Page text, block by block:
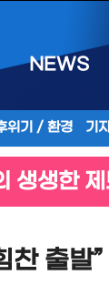
NEWS
위기 / 환경 기
생생한
찬 출발”